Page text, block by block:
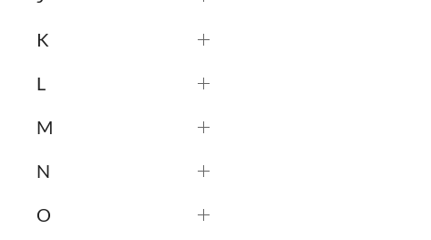
K
L
M
N
O